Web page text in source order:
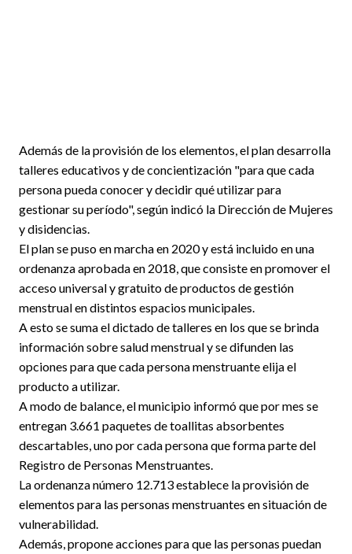
Además de la provisión de los elementos, el plan desarrolla
talleres educativos y de concientización "para que cada
persona pueda conocer y decidir qué utilizar para
gestionar su período", según indicó la Dirección de Mujeres
y disidencias.
El plan se puso en marcha en 2020 y está incluido en una
ordenanza aprobada en 2018, que consiste en promover el
acceso universal y gratuito de productos de gestión
menstrual en distintos espacios municipales.
A esto se suma el dictado de talleres en los que se brinda
información sobre salud menstrual y se difunden las
opciones para que cada persona menstruante elija el
producto a utilizar.
A modo de balance, el municipio informó que por mes se
entregan 3.661 paquetes de toallitas absorbentes
descartables, uno por cada persona que forma parte del
Registro de Personas Menstruantes.
La ordenanza número 12.713 establece la provisión de
elementos para las personas menstruantes en situación de
vulnerabilidad.
Además, propone acciones para que las personas puedan